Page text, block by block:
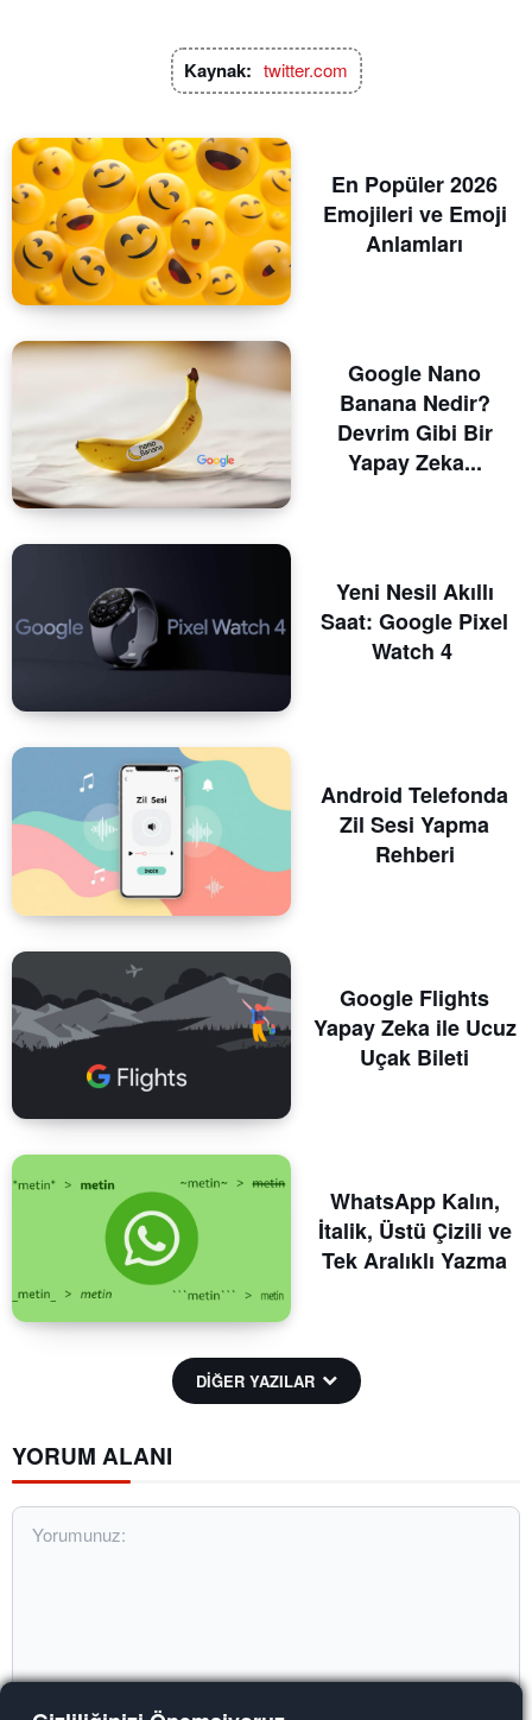
Kaynak: twitter.com
En Popüler 2026
Emojileri ve Emoji
Anlamları
Google Nano
Banana Nedir?
Devrim Gibi Bir
Yapay Zeka...
Yeni Nesil Akıllı
Saat: Google Pixel
Watch 4
Android Telefonda
Zil Sesi Yapma
Rehberi
Google Flights
Yapay Zeka ile Ucuz
Uçak Bileti
WhatsApp Kalın,
İtalik, Üstü Çizili ve
Tek Aralıklı Yazma
DİĞER YAZILAR
YORUM ALANI